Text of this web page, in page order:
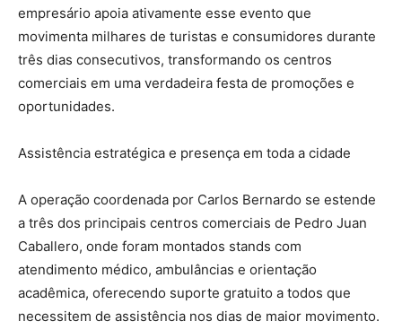
empresário apoia ativamente esse evento que
movimenta milhares de turistas e consumidores durante
três dias consecutivos, transformando os centros
comerciais em uma verdadeira festa de promoções e
oportunidades.
Assistência estratégica e presença em toda a cidade
A operação coordenada por Carlos Bernardo se estende
a três dos principais centros comerciais de Pedro Juan
Caballero, onde foram montados stands com
atendimento médico, ambulâncias e orientação
acadêmica, oferecendo suporte gratuito a todos que
necessitem de assistência nos dias de maior movimento.